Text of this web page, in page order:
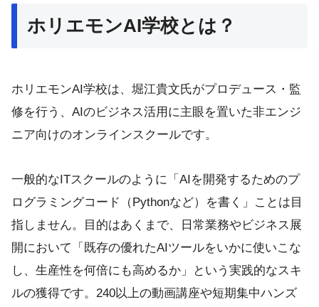
ホリエモンAI学校とは？
ホリエモンAI学校は、堀江貴文氏がプロデュース・監
修を行う、AIのビジネス活用に主眼を置いた非エンジ
ニア向けのオンラインスクールです。
一般的なITスクールのように「AIを開発するためのプ
ログラミングコード（Pythonなど）を書く」ことは目
指しません。目的はあくまで、日常業務やビジネス展
開において「既存の優れたAIツールをいかに使いこな
し、生産性を何倍にも高めるか」という実践的なスキ
ルの獲得です。240以上の動画講座や短期集中ハンズ